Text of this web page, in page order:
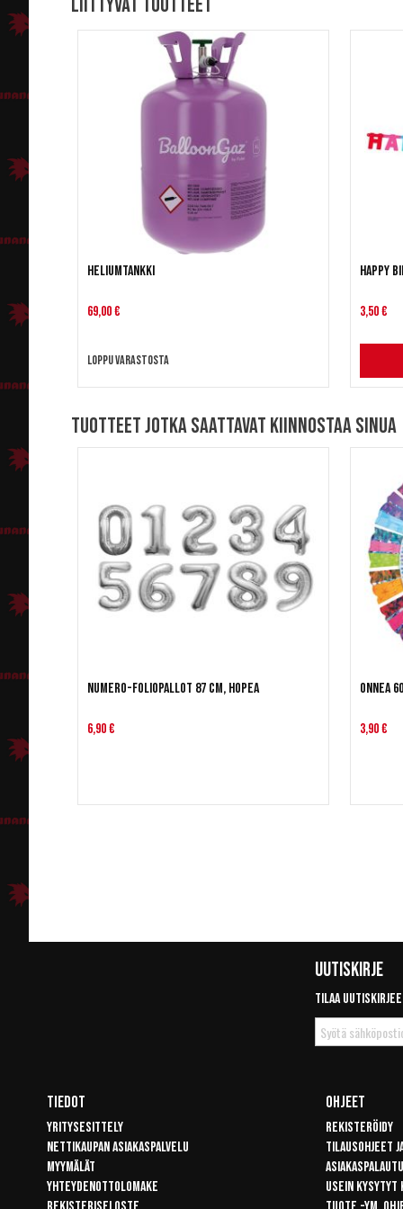
Heliumtankki
69,00 €
Loppu varastosta
Happy
3,50 €
Tuotteet jotka saattavat kiinnostaa sinua
Numero-foliopallot 87 cm, hopea
6,90 €
Onnea
3,90 €
Uutiskirje
Tilaa
Tilaa
uutiskirje
Tiedot
Yritysesittely
Nettikaupan asiakaspalvelu
Myymälät
Yhteydenottolomake
Ohjeet
Rekisteröidy
Tilausohjeet
Usein kysytyt